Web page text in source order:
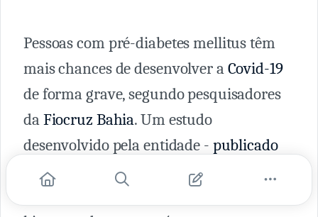
Pessoas com pré-diabetes mellitus têm
mais chances de desenvolver aCovid-19
de forma grave, segundo pesquisadores
daFiocruz Bahia. Um estudo
desenvolvido pela entidade - publicado
no último dia 8 de julho na revista